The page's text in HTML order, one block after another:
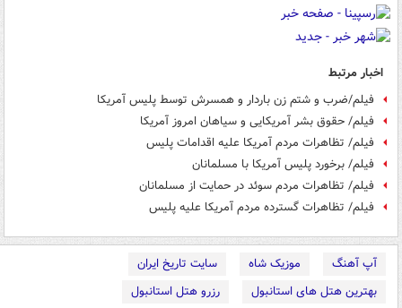
اخبار مرتبط
فیلم/ضرب و شتم زن باردار و همسرش توسط پلیس آمریکا
فیلم/ حقوق بشر آمریکایی و سیاهان امروز آمریکا
فیلم/ تظاهرات مردم آمریکا علیه اقدامات پلیس
فیلم/ برخورد پلیس آمریکا با مسلمانان
فیلم/ تظاهرات مردم سوئد در حمایت از مسلمانان
فیلم/ تظاهرات گسترده مردم آمریکا علیه پلیس
آپ آهنگ موزیک شاه
سایت تاریخ ایران
بهترین هتل های استانبول
رزرو هتل استانبول